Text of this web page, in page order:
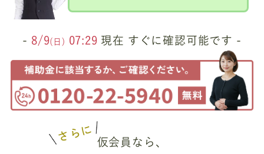
- 8/9(日) 07:29 現在 すぐに確認可能です -
さらに 仮会員なら、